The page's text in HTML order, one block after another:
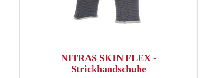
NITRAS SKIN FLEX -
Strickhandschuhe